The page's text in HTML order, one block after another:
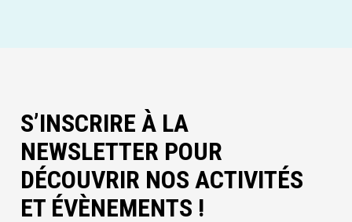
S’INSCRIRE À LA
NEWSLETTER POUR
DÉCOUVRIR NOS ACTIVITÉS
ET ÉVÈNEMENTS !